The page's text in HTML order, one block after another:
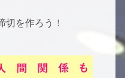
切を作ろう！